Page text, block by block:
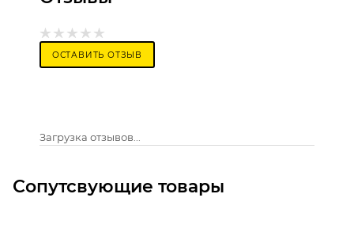
ОСТАВИТЬ ОТЗЫВ
Загрузка отзывов...
Сопутсвующие товары